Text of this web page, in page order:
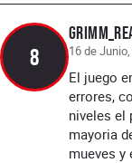
8 16 de
El juego
errores,
niveles el
mayoria
mueves